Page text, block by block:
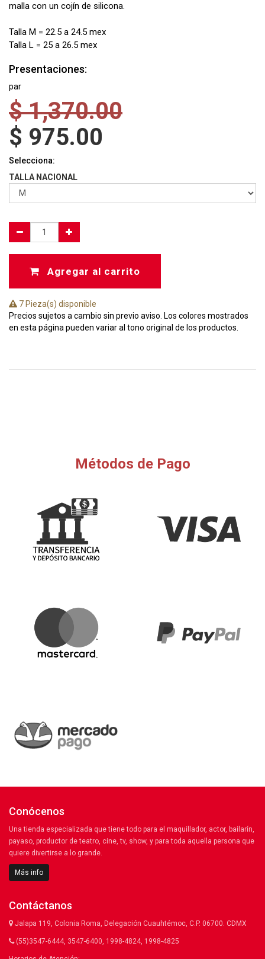
malla con un cojín de silicona.
Talla M = 22.5 a 24.5 mex
Talla L = 25 a 26.5 mex
Presentaciones:
par
$1,370.00
$ 975.00
Selecciona:
TALLA NACIONAL
Agregar al carrito
7 Pieza(s) disponible
Precios sujetos a cambio sin previo aviso. Los colores mostrados
en esta página pueden variar al tono original de los productos.
Métodos de Pago
Conócenos
Una tienda especializada que tiene todo para el maquillador, actor, bailarín,
payaso, productor de teatro, cine, tv, show, y para toda aquella persona que
quiere divertirse a lo grande.
Más info
Contáctanos
Jalapa 119, Colonia Roma, Delegación Cuauhtémoc, C.P. 06700. CDMX
(55)3547-6444, 3547-6400, 1998-4824, 1998-4825